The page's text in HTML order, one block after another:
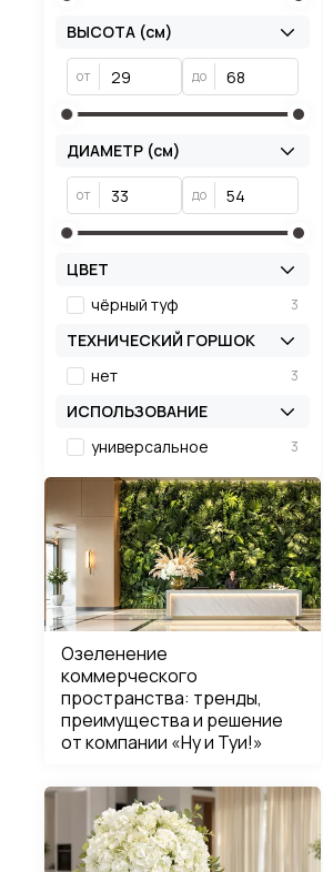
ВЫСОТА (см)
от до
ДИАМЕТР (см)
от до
ЦВЕТ
чёрный туф
3
ТЕХНИЧЕСКИЙ ГОРШОК
нет
3
ИСПОЛЬЗОВАНИЕ
универсальное
3
Озеленение
коммерческого
пространства: тренды,
преимущества и решение
от компании «Ну и Туи!»